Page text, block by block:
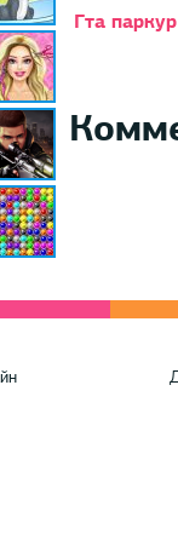
Гта паркур